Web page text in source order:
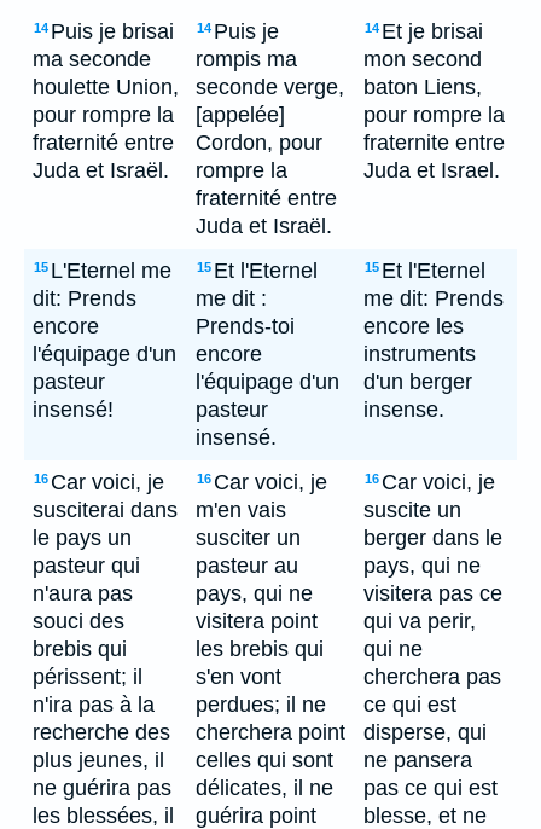
14 Puis je brisai
ma seconde
houlette Union,
pour rompre la
fraternité entre
Juda et Israël.
14 Puis je
rompis ma
seconde verge,
[appelée]
Cordon, pour
rompre la
fraternité entre
Juda et Israël.
14 Et je brisai
mon second
baton Liens,
pour rompre la
fraternite entre
Juda et Israel.
15 L'Eternel me
dit: Prends
encore
l'équipage d'un
pasteur
insensé!
15 Et l'Eternel
me dit :
Prends-toi
encore
l'équipage d'un
pasteur
insensé.
15 Et l'Eternel
me dit: Prends
encore les
instruments
d'un berger
insense.
16 Car voici, je
susciterai dans
le pays un
pasteur qui
n'aura pas
souci des
brebis qui
périssent; il
n'ira pas à la
recherche des
plus jeunes, il
ne guérira pas
les blessées, il
16 Car voici, je
m'en vais
susciter un
pasteur au
pays, qui ne
visitera point
les brebis qui
s'en vont
perdues; il ne
cherchera point
celles qui sont
délicates, il ne
guérira point
16 Car voici, je
suscite un
berger dans le
pays, qui ne
visitera pas ce
qui va perir,
qui ne
cherchera pas
ce qui est
disperse, qui
ne pansera
pas ce qui est
blesse, et ne